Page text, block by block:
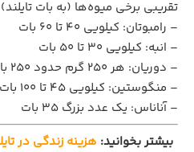
تقریبی برخی میوه‌ها (به بات
– رامبوتان: کیلویی 40 تا 60 بات
– انبه: کیلویی 30 تا 50 بات
– دوریان: هر 250 گرم حدود 250 بات
– منگوستین: کیلویی 45 تا 100 بات (بسته به فصل)
– آناناس: یک عدد بزرگ 35 بات
بیشتر بخوانید: هزینه زندگی در